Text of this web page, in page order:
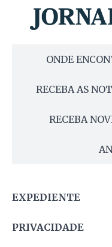
ONDE
RECEBA AS
RECEBA
EXPEDIENTE
PRIVACIDADE